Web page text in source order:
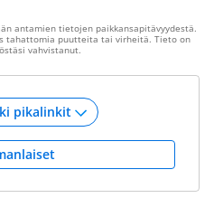
antamien tietojen paikkansapitävyydestä.
tahattomia puutteita tai virheitä. Tieto on
vahvistanut.